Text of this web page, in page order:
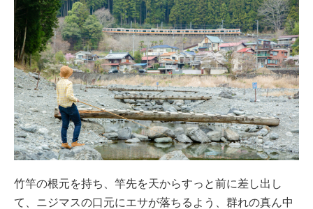
竹竿の根元を持ち、竿先を天からすっと前に差し出し
て、ニジマスの口元にエサが落ちるよう、群れの真ん中